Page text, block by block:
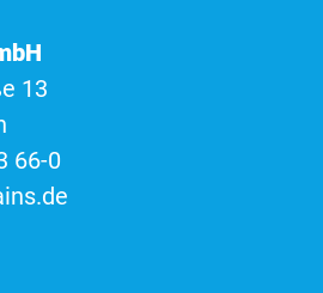
13
66-0